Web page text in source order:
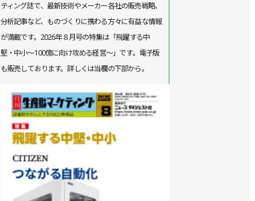
ティング誌で、最新技術やメーカー各社の販売戦略、
分析記事など、ものづくりに携わる方々に有益な情報
が満載です。2026年８月号の特集は「飛躍する中
堅・中小～100億に向け攻める経営～」です。電子版
も販売しております。詳しくは当欄の下部から。